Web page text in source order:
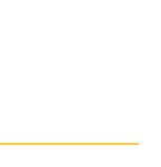
續航方面，配
反向充電。其
圈搜尋功能。